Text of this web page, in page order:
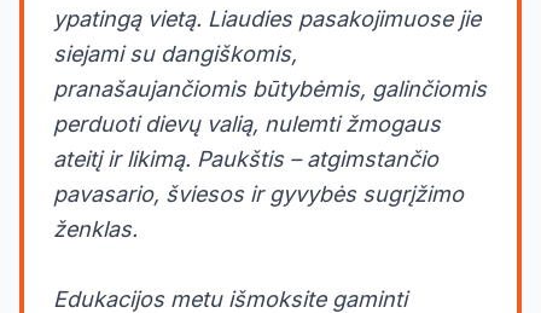
ypatingą vietą. Liaudies pasakojimuose jie
siejami su dangiškomis,
pranašaujančiomis būtybėmis, galinčiomis
perduoti dievų valią, nulemti žmogaus
ateitį ir likimą. Paukštis – atgimstančio
pavasario, šviesos ir gyvybės sugrįžimo
ženklas.
Edukacijos metu išmoksite gaminti